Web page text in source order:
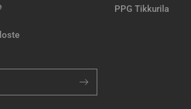
PPG Tikkurila